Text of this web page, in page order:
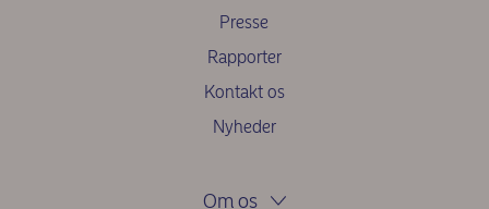
Presse
Rapporter
Kontakt os
Nyheder
Om os